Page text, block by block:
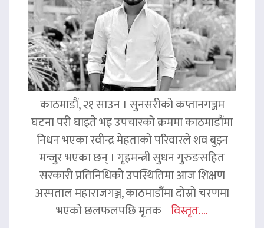
काठमाडौं, २१ साउन । सुनसरीको कप्तानगञ्जम
घटना परी घाइते भइ उपचारको क्रममा काठमाडौंमा
निधन भएका रवीन्द्र मेहताको परिवारले शव बुझ्न
मन्जुर भएका छन् । गृहमन्त्री सुधन गुरुङसहित
सरकारी प्रतिनिधिको उपस्थितिमा आज शिक्षण
अस्पताल महाराजगञ्ज, काठमाडौंमा दोस्रो चरणमा
भएको छलफलपछि मृतक विस्तृत....